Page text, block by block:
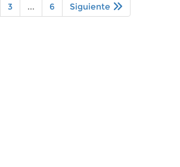
3 ... 6 Siguiente